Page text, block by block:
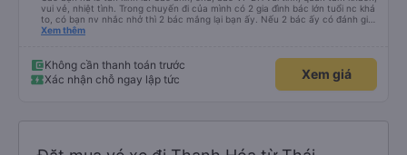
vui vẻ, nhiệt tình. Trong chuyến đi của mình có 2 gia đình bác lớn tuổi nc khá
to, có bạn nv nhắc nhở thì 2 bác mắng lại bạn ấy. Nếu 2 bác ấy có đánh giá
xấu thì mình ngược lại nha. Bạn ấy nhắc nhở rất đúng. 2 bác nói rất to. To
bạn ấy nha. Nếu bạn ấy bị trừ thì bảo bạn ấy liên hệ sđt của mình, mình hỗ
trợ ạ. Số mình đuôi 666, chuyến ĐH-NT ngày 16/1. À các bạn nữ lễ tân xinh
iu còn đổi cho mình phòng đơn sang đôi xong còn note là (một mình) yêu
Xem thêm
Không cần thanh toán trước
Xác nhận chỗ ngay lập tức
Xem giá